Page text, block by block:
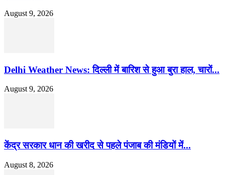
August 9, 2026
Delhi Weather News: दिल्ली में बारिश से हुआ बुरा हाल, चारों...
August 9, 2026
केंद्र सरकार धान की खरीद से पहले पंजाब की मंडियों में...
August 8, 2026